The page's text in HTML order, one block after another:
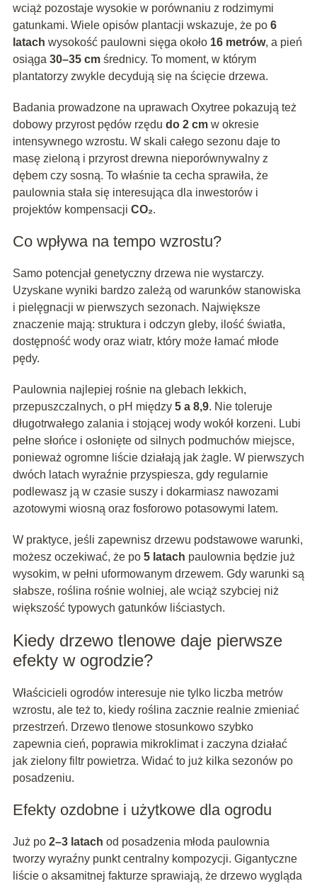
wciąż pozostaje wysokie w porównaniu z rodzimymi
gatunkami. Wiele opisów plantacji wskazuje, że po 6
latach wysokość paulowni sięga około 16 metrów, a pień
osiąga 30–35 cmśrednicy. To moment, w którym
plantatorzy zwykle decydują się na ścięcie drzewa.
Badania prowadzone na uprawach Oxytree pokazują też
dobowy przyrost pędów rzędu do 2 cmw okresie
intensywnego wzrostu. W skali całego sezonu daje to
masę zieloną i przyrost drewna nieporównywalny z
dębem czy sosną. To właśnie ta cecha sprawiła, że
paulownia stała się interesująca dla inwestorów i
projektów kompensacji CO₂.
Co wpływa na tempo wzrostu?
Samo potencjał genetyczny drzewa nie wystarczy.
Uzyskane wyniki bardzo zależą od warunków stanowiska
i pielęgnacji w pierwszych sezonach. Największe
znaczenie mają: struktura i odczyn gleby, ilość światła,
dostępność wody oraz wiatr, który może łamać młode
pędy.
Paulownia najlepiej rośnie na glebach lekkich,
przepuszczalnych, o pH między 5 a 8,9. Nie toleruje
długotrwałego zalania i stojącej wody wokół korzeni. Lubi
pełne słońce i osłonięte od silnych podmuchów miejsce,
ponieważ ogromne liście działają jak żagle. W pierwszych
dwóch latach wyraźnie przyspiesza, gdy regularnie
podlewasz ją w czasie suszy i dokarmiasz nawozami
azotowymi wiosną oraz fosforowo potasowymi latem.
W praktyce, jeśli zapewnisz drzewu podstawowe warunki,
możesz oczekiwać, że po 5 latach paulownia będzie już
wysokim, w pełni uformowanym drzewem. Gdy warunki są
słabsze, roślina rośnie wolniej, ale wciąż szybciej niż
większość typowych gatunków liściastych.
Kiedy drzewo tlenowe daje pierwsze
efekty w ogrodzie?
Właścicieli ogrodów interesuje nie tylko liczba metrów
wzrostu, ale też to, kiedy roślina zacznie realnie zmieniać
przestrzeń. Drzewo tlenowe stosunkowo szybko
zapewnia cień, poprawia mikroklimat i zaczyna działać
jak zielony filtr powietrza. Widać to już kilka sezonów po
posadzeniu.
Efekty ozdobne i użytkowe dla ogrodu
Już po 2–3 latach od posadzenia młoda paulownia
tworzy wyraźny punkt centralny kompozycji. Gigantyczne
liście o aksamitnej fakturze sprawiają, że drzewo wygląda